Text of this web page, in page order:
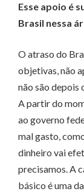
Esse apoio é
Brasil nessa
O atraso do
objetivas, não
não são depois
A partir do
ao governo
mal gasto,
dinheiro vai
precisamos. A
básico é uma